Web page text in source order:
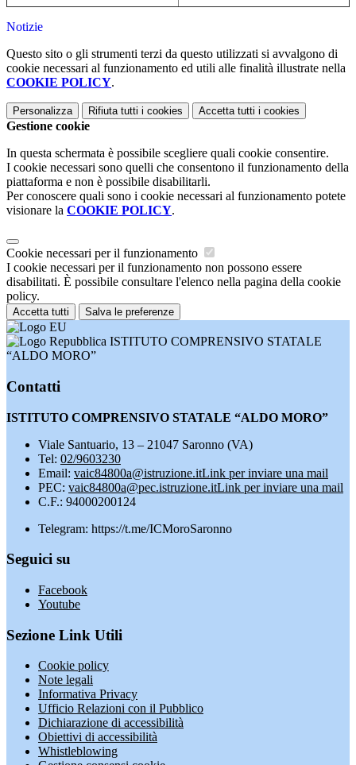
Notizie
Questo sito o gli strumenti terzi da questo utilizzati si avvalgono di
cookie necessari al funzionamento ed utili alle finalità illustrate nella
COOKIE POLICY.
Personalizza Rifiuta tutti i cookies Accetta tutti i cookies
Gestione cookie
In questa schermata è possibile scegliere quali cookie consentire.
I cookie necessari sono quelli che consentono il funzionamento della
piattaforma e non è possibile disabilitarli.
Per conoscere quali sono i cookie necessari al funzionamento potete
visionare la COOKIE POLICY.
Cookie necessari per il funzionamento
I cookie necessari per il funzionamento non possono essere
disabilitati. È possibile consultare l'elenco nella pagina della cookie
policy.
Accetta tutti Salva le preferenze
ISTITUTO COMPRENSIVO STATALE
“ALDO MORO”
Contatti
ISTITUTO COMPRENSIVO STATALE “ALDO MORO”
Viale Santuario, 13 – 21047 Saronno (VA)
Tel: 02/9603230
Email: vaic84800a@istruzione.itLink per inviare una mail
PEC: vaic84800a@pec.istruzione.itLink per inviare una mail
C.F.: 94000200124
Telegram: https://t.me/ICMoroSaronno
Seguici su
Facebook
Youtube
Sezione Link Utili
Cookie policy
Note legali
Informativa Privacy
Ufficio Relazioni con il Pubblico
Dichiarazione di accessibilità
Obiettivi di accessibilità
Whistleblowing